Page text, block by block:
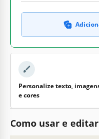
Personalize texto,
e cores
Como usar e